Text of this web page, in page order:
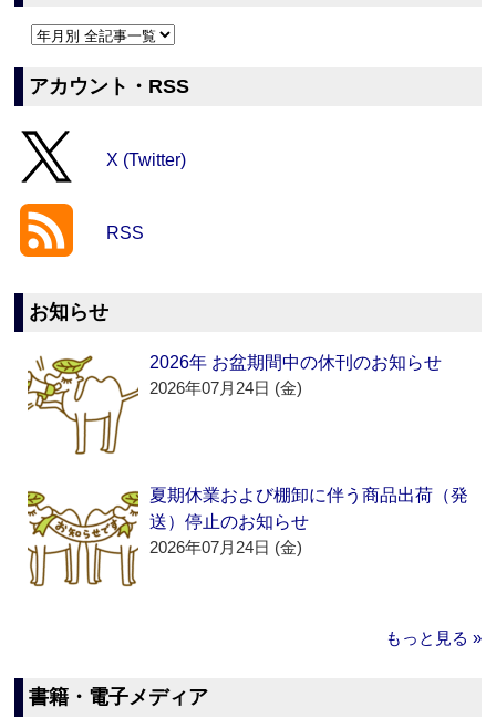
アカウント・RSS
X (Twitter)
RSS
お知らせ
2026年 お盆期間中の休刊のお知らせ
2026年07月24日 (金)
夏期休業および棚卸に伴う商品出荷（発
送）停止のお知らせ
2026年07月24日 (金)
もっと見る »
書籍・電子メディア